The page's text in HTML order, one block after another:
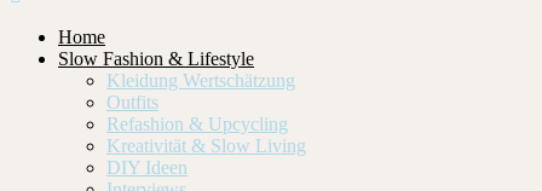
Home
Slow Fashion & Lifestyle
Kleidung Wertschätzung
Outfits
Refashion & Upcycling
Kreativität & Slow Living
DIY Ideen